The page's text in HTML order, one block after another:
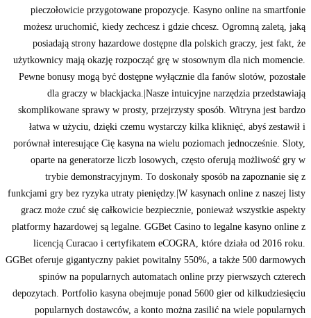
pieczołowicie przygotowane propozycje. Kasyno online na smartfonie
możesz uruchomić, kiedy zechcesz i gdzie chcesz. Ogromną zaletą, jaką
posiadają strony hazardowe dostępne dla polskich graczy, jest fakt, że
użytkownicy mają okazję rozpocząć grę w stosownym dla nich momencie.
Pewne bonusy mogą być dostępne wyłącznie dla fanów slotów, pozostałe
dla graczy w blackjacka.|Nasze intuicyjne narzędzia przedstawiają
skomplikowane sprawy w prosty, przejrzysty sposób. Witryna jest bardzo
łatwa w użyciu, dzięki czemu wystarczy kilka kliknięć, abyś zestawił i
porównał interesujące Cię kasyna na wielu poziomach jednocześnie. Sloty,
oparte na generatorze liczb losowych, często oferują możliwość gry w
trybie demonstracyjnym. To doskonały sposób na zapoznanie się z
funkcjami gry bez ryzyka utraty pieniędzy.|W kasynach online z naszej listy
gracz może czuć się całkowicie bezpiecznie, ponieważ wszystkie aspekty
platformy hazardowej są legalne. GGBet Casino to legalne kasyno online z
licencją Curacao i certyfikatem eCOGRA, które działa od 2016 roku.
GGBet oferuje gigantyczny pakiet powitalny 550%, a także 500 darmowych
spinów na popularnych automatach online przy pierwszych czterech
depozytach. Portfolio kasyna obejmuje ponad 5600 gier od kilkudziesięciu
popularnych dostawców, a konto można zasilić na wiele popularnych